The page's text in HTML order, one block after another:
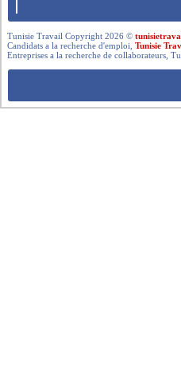
Tunisie Travail Copyright 2026 ©
Candidats a la recherche d'emploi,Tunisie
Entreprises a la recherche de collaborateurs,